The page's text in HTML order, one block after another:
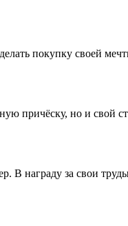
покупку своей
причёску, но и свой
В награду за свои